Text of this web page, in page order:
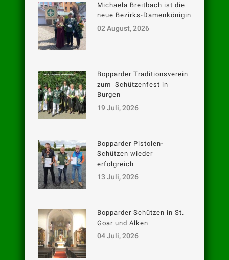
Michaela Breitbach ist die
neue Bezirks-Damenkönigin
02 August, 2026
Bopparder Traditionsverein
zum Schützenfest in
Burgen
19 Juli, 2026
Bopparder Pistolen-
Schützen wieder
erfolgreich
13 Juli, 2026
Bopparder Schützen in St.
Goar und Alken
04 Juli, 2026